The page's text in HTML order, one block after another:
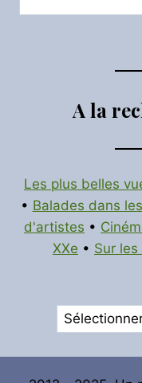
A la
Les plus belles
• Balades dans
d'artistes •
XXe • Sur